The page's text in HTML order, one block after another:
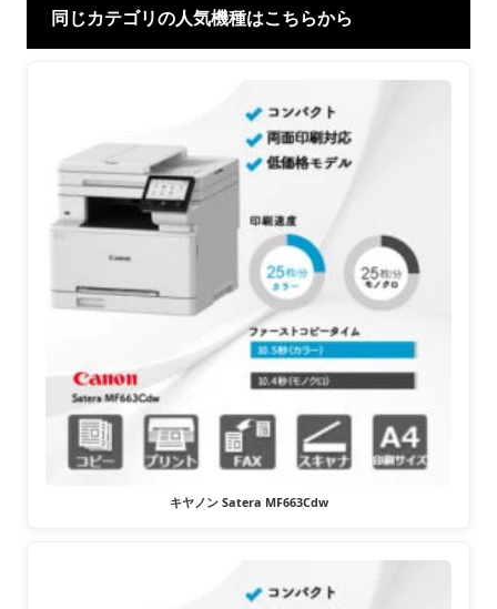
同じカテゴリの人気機種はこちらから
キヤノン Satera MF663Cdw